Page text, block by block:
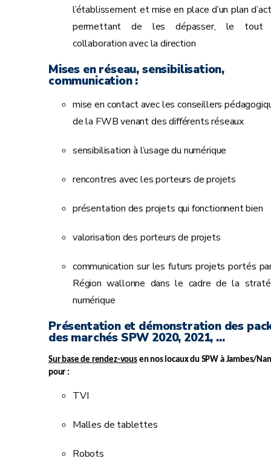
l’établissement et mise en place d’un plan
permettant de les dépasser, le tout
collaboration avec la direction
Mises en réseau, sensibilisation,
communication :
mise en contact avec les conseillers
de la FWB venant des différents réseaux
sensibilisation à l’usage du numérique
rencontres avec les porteurs de projets
présentation des projets qui fonctionnent bien
valorisation des porteurs de projets
communication sur les futurs projets portés
Région wallonne dans le cadre de la
numérique
Présentation et démonstration des
des marchés SPW 2020, 2021, ...
Sur base de rendez-vousen nos locaux du SPW à Jambes/
pour :
TVI
Malles de tablettes
Robots